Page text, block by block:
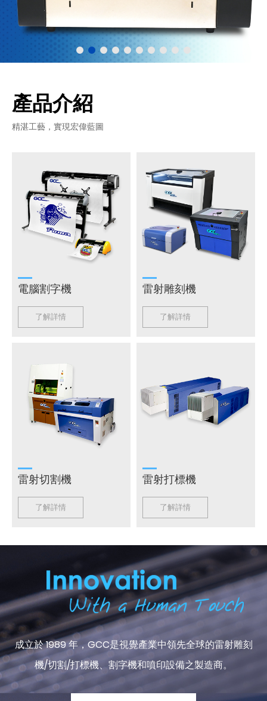
產品介紹
精湛工藝，實現宏偉藍圖
電腦割字機
了解詳情
雷射雕刻機
了解詳情
雷射切割機
了解詳情
雷射打標機
了解詳情
成立於 1989 年，GCC是視覺產業中領先全球的雷射雕刻
機/切割/打標機、割字機和噴印設備之製造商。